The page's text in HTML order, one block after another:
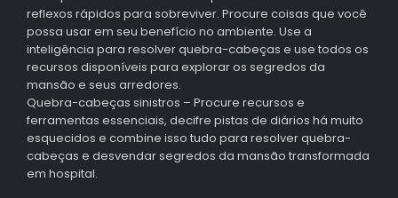
reflexos rápidos para sobreviver. Procure coisas que você
possa usar em seu benefício no ambiente. Use a
inteligência para resolver quebra-cabeças e use todos os
recursos disponíveis para explorar os segredos da
mansão e seus arredores.
Quebra-cabeças sinistros – Procure recursos e
ferramentas essenciais, decifre pistas de diários há muito
esquecidos e combine isso tudo para resolver quebra-
cabeças e desvendar segredos da mansão transformada
em hospital.